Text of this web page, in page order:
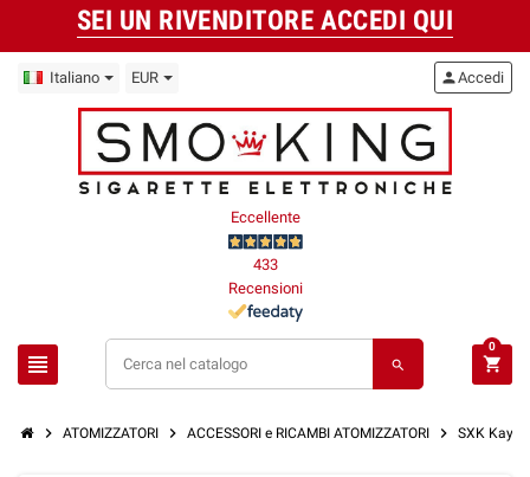
SEI UN RIVENDITORE ACCEDI QUI
Italiano EUR
Eccellente
433
Recensioni
view_headline search
personAccedi
shopping_cart
0
chevron_right ATOMIZZATORI chevron_right ACCESSORI e RICAMBI ATOMIZZATORI chevron_right SXK